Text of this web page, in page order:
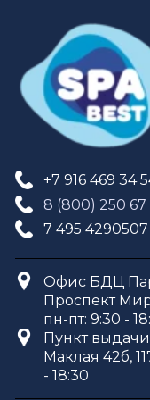
+7 916 469 34
8 (800) 250
7 495 4290507
Офис БДЦ
Проспект
пн-пт: 9:30 -
Пункт
Маклая 42б,
- 18:30